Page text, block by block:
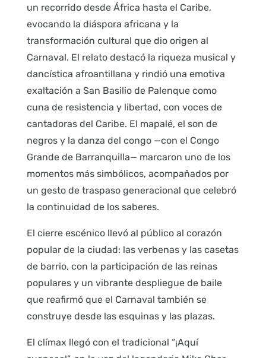
un recorrido desde África hasta el Caribe,
evocando la diáspora africana y la
transformación cultural que dio origen al
Carnaval. El relato destacó la riqueza musical y
dancística afroantillana y rindió una emotiva
exaltación a San Basilio de Palenque como
cuna de resistencia y libertad, con voces de
cantadoras del Caribe. El mapalé, el son de
negros y la danza del congo —con el Congo
Grande de Barranquilla— marcaron uno de los
momentos más simbólicos, acompañados por
un gesto de traspaso generacional que celebró
la continuidad de los saberes.
El cierre escénico llevó al público al corazón
popular de la ciudad: las verbenas y las casetas
de barrio, con la participación de las reinas
populares y un vibrante despliegue de baile
que reafirmó que el Carnaval también se
construye desde las esquinas y las plazas.
El clímax llegó con el tradicional “¡Aquí